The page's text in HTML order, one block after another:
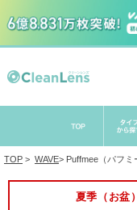
TOP > WAVE> Puffmee（パフ
夏季（お盆